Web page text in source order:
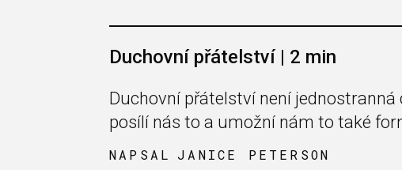
Duchovní přátelství | 2 min
Duchovní přátelství není
posílí nás to a umožní nám to také
NAPSAL JANICE PETERSON